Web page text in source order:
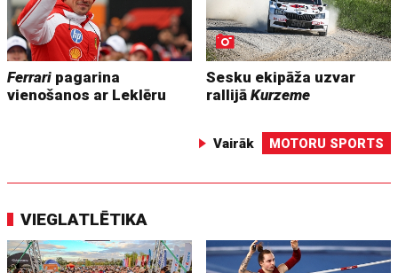
Ferrari pagarina
vienošanos ar Leklēru
Sesku ekipāža uzvar
rallijāKurzeme
Vairāk MOTORU SPORTS
VIEGLATLĒTIKA